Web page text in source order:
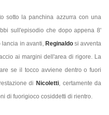
sotto la panchina azzurra con una
sull'episodio che dopo appena 8'
lancia in avanti, Reginaldosi avventa
ai margini dell'area di rigore. La
se il tocco avviene dentro o fuori
di Nicoletti, certamente da
di fuorigioco cosiddetti di rientro.